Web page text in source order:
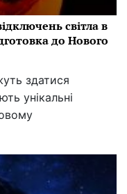
світла в
до Нового
здатися
унікальні